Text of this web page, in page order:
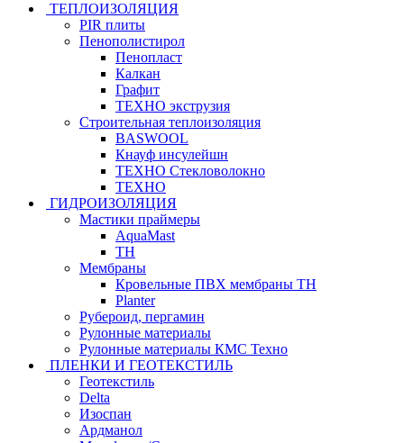
ТЕПЛОИЗОЛЯЦИЯ
PIR плиты
Пенополистирол
Пенопласт
Калкан
Графит
ТЕХНО экструзия
Строительная теплоизоляция
BASWOOL
Кнауф инсулейшн
ТЕХНО Стекловолокно
ТЕХНО
ГИДРОИЗОЛЯЦИЯ
Мастики праймеры
AquaMast
ТН
Мембраны
Кровельные ПВХ мембраны ТН
Planter
Рубероид, пергамин
Рулонные материалы
Рулонные материалы КМС Техно
ПЛЕНКИ И ГЕОТЕКСТИЛЬ
Геотекстиль
Delta
Изоспан
Ардманол